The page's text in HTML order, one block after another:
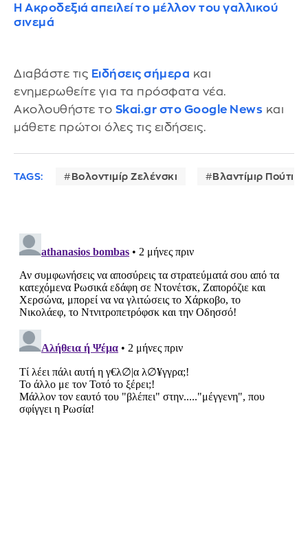
Η Ακροδεξιά απειλεί το μέλλον του γαλλικού
σινεμά
Διαβάστε τις Ειδήσεις σήμερα και
ενημερωθείτε για τα πρόσφατα νέα.
Ακολουθήστε το Skai.gr στο Google News και
μάθετε πρώτοι όλες τις ειδήσεις.
TAGS: Βολοντιμίρ Ζελένσκι Βλαντίμιρ Πούτιν